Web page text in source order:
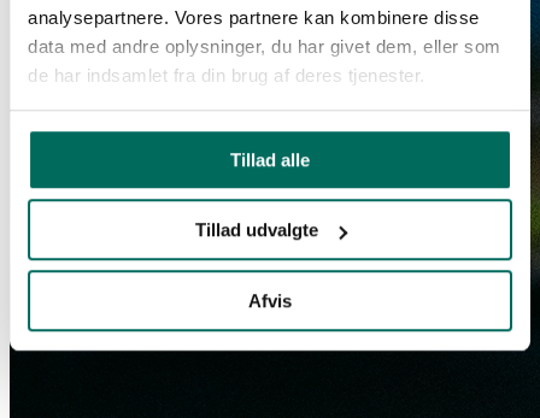
analysepartnere. Vores partnere kan kombinere disse
data med andre oplysninger, du har givet dem, eller som
de har indsamlet fra din brug af deres tjenester.
Tillad alle
Tillad udvalgte
Afvis